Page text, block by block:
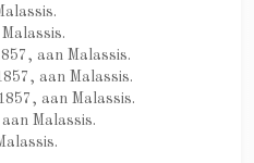
aan Malassis.
aan Malassis.
aan Malassis.
Malassis.